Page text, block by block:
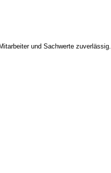
und Sachwerte zuverlässig.